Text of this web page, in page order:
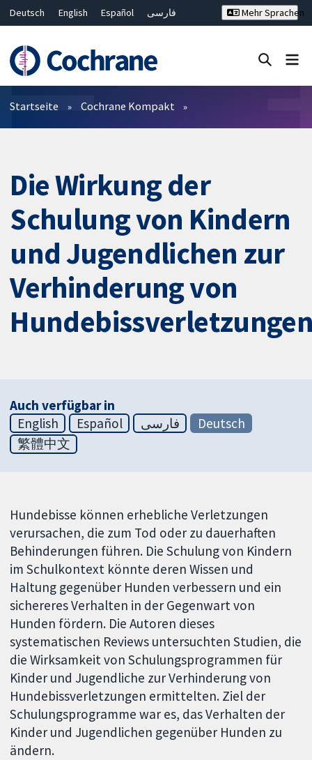
Deutsch English Español
فارسی
Bahasa Malaysia
ไทย
繁體中文
简体中文
Mehr Sprachen
Filter
Startseite Cochrane Kompakt
Die Wirkung der
Schulung von Kindern
und Jugendlichen zur
Verhinderung von
Auch verfügbar in
English
Español فارسی
Deutsch
繁體中文
Hundebisse können erhebliche Verletzungen
verursachen, die zum Tod oder zu dauerhaften
Behinderungen führen. Die Schulung von Kindern
im Schulkontext könnte deren Wissen und
Haltung gegenüber Hunden verbessern und ein
sichereres Verhalten in der Gegenwart von
Hunden fördern. Die Autoren dieses
systematischen Reviews untersuchten Studien, die
die Wirksamkeit von Schulungsprogrammen für
Kinder und Jugendliche zur Verhinderung von
Hundebissverletzungen ermittelten. Ziel der
Schulungsprogramme war es, das Verhalten der
Kinder und Jugendlichen gegenüber Hunden zu
ändern.